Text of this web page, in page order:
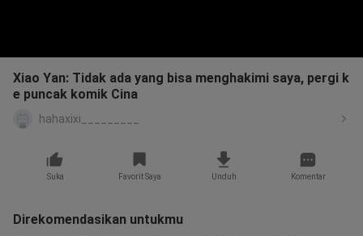
Xiao Yan: Tidak ada yang bisa menghakimi saya, pergi k
e puncak komik Cina
hahaxixi_________
Suka Favorit Saya Unduh Komentar
Direkomendasikan untukmu